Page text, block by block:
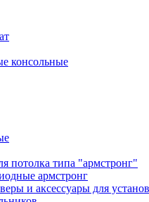
консольные
потолка типа "армстронг"
армстронг
и аксессуары для